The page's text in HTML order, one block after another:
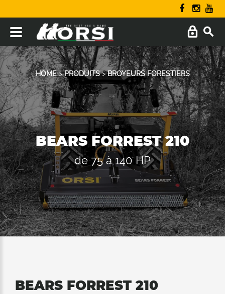
HOME>PRODUITS>BROYEURS FORESTIERS
BEARS FORREST 210
de 75 à 140 HP
BEARS FORREST 210